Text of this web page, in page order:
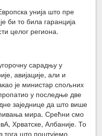
унија што пре
би то била гаранција
целог региона.
сарадњу у
авијације, али и
је министар спољних
у последње две
заједнице да што више
мира. Срећни смо
Хрватске, Албаније. То
тога што поштујемо